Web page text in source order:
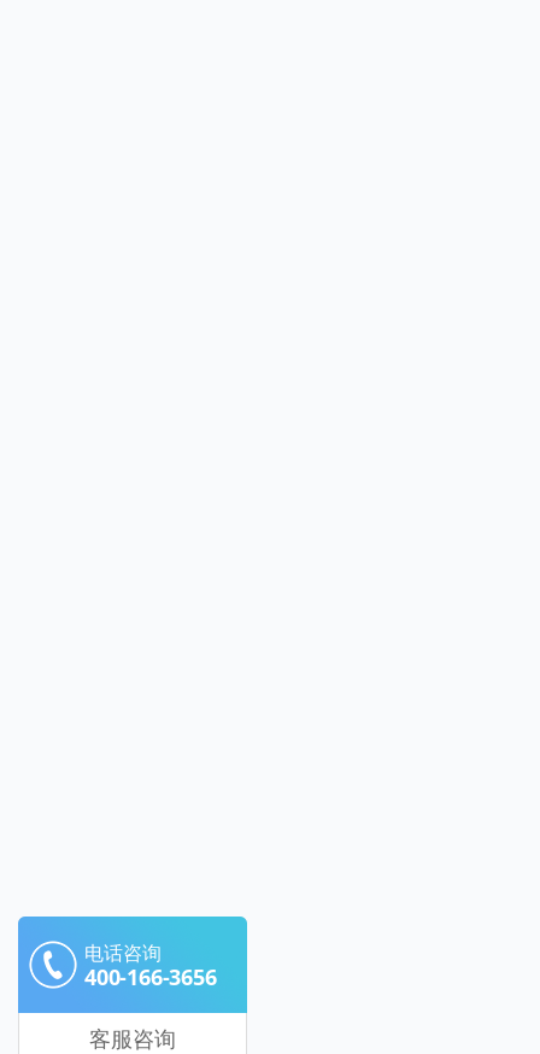
电话咨询
400-166-3656
客服咨询